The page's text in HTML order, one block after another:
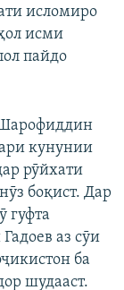
исломиро
исми
пайдо
кунунии
рӯйхати
боқист. Дар
гуфта
аз сӯи
ба
шудааст.